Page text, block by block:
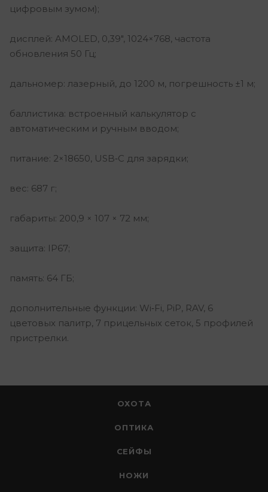
цифровым зумом);
дисплей: AMOLED, 0,39″, 1024×768, частота
обновления 50 Гц;
дальномер: лазерный, до 1200 м, погрешность ±1 м;
баллистика: встроенный калькулятор с
автоматическим и ручным вводом;
питание: 2×18650, USB‑C для зарядки;
вес: 687 г;
габариты: 200,9 × 107 × 72 мм;
защита: IP67;
память: 64 ГБ;
дополнительные функции: Wi‑Fi, PiP, RAV, 6
цветовых палитр, 7 прицельных сеток, 5 профилей
пристрелки.
ОХОТА
ОПТИКА
СЕЙФЫ
НОЖИ